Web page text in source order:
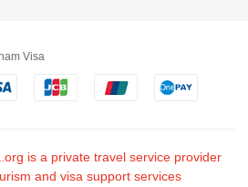
Visa
is a private travel service provider
and visa support services